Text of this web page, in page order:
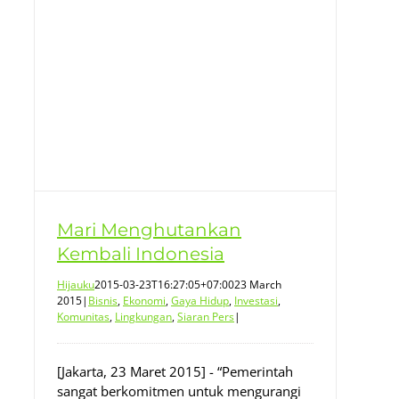
Mari Menghutankan
Kembali Indonesia
Hijauku2015-03-23T16:27:05+07:0023 March
2015| Bisnis, Ekonomi,Gaya Hidup, Investasi,
Komunitas, Lingkungan,Siaran Pers|
[Jakarta, 23 Maret 2015] - “Pemerintah
sangat berkomitmen untuk mengurangi